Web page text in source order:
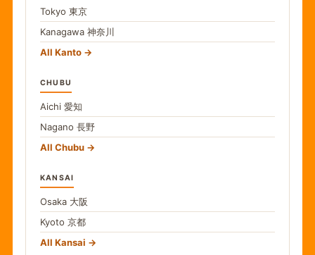
Tokyo 東京
Kanagawa 神奈川
All Kanto
CHUBU
Aichi 愛知
Nagano 長野
All Chubu
KANSAI
Osaka 大阪
Kyoto 京都
All Kansai